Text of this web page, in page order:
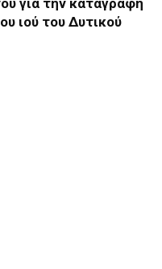
ιού του Δυτικού